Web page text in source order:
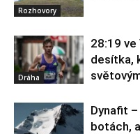
Rozhovory
Dráha
28:19
desítka,
Dynafit
botách,